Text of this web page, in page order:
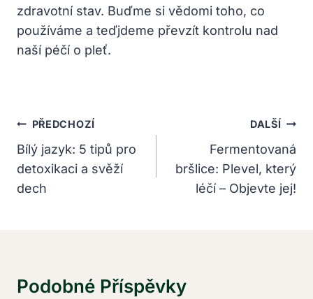
zdravotní stav. Buďme si vědomi toho, co
používáme a teďjdeme převzít kontrolu nad
naší péčí o pleť.
Navigace
Pro
Příspěvek
PŘEDCHOZÍ
Bílý jazyk: 5 tipů pro
detoxikaci a svěží
dech
DALŠÍ
Fermentovaná
bršlice: Plevel, který
léčí – Objevte jej!
Podobné Příspěvky